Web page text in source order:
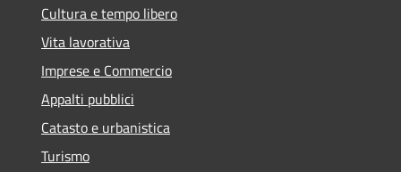
Cultura e tempo libero
Vita lavorativa
Imprese e Commercio
Appalti pubblici
Catasto e urbanistica
Turismo